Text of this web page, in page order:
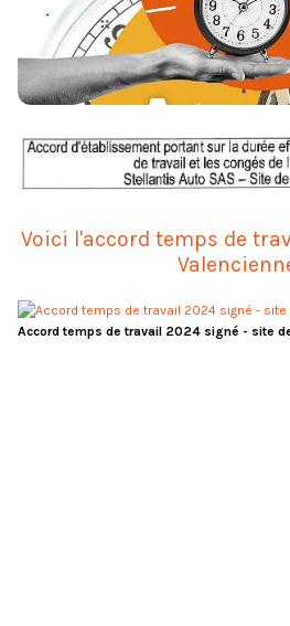
Voici l'accord temps de
Accord temps de travail 2024 signé - site